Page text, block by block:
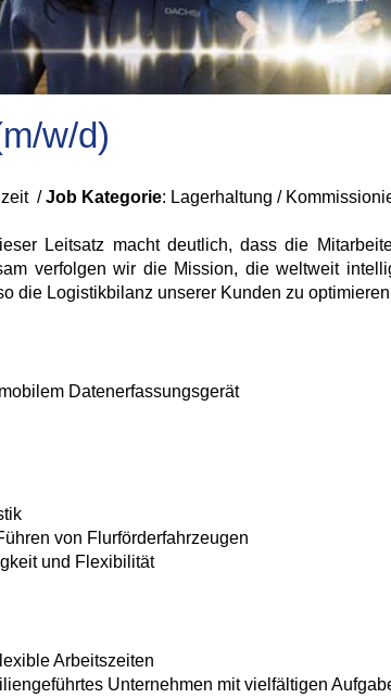
w/d)
/Job Kategorie: Lagerhaltung /
Leitsatz macht deutlich, dass die
verfolgen wir die Mission, die weltweit
die Logistikbilanz unserer Kunden zu
Datenerfassungsgerät
von Flurförderfahrzeugen
und Flexibilität
Arbeitszeiten
Unternehmen mit vielfältigen